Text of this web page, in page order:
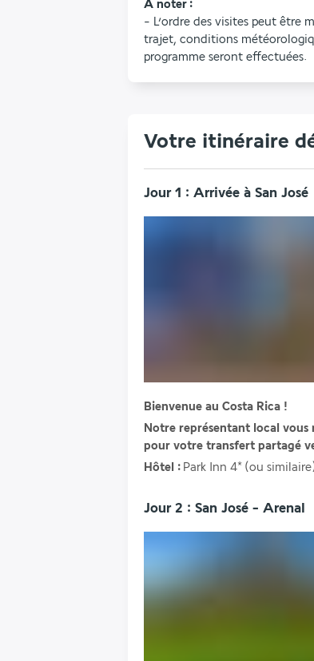
A noter :
- L’ordre des visites peut être
trajet, conditions
programme seront effectuées.
Votre itinéraire
Jour 1 : Arrivée à San José
Bienvenue au Costa Rica !
Notre représentant local vous
pour votre transfert partagé
Hôtel : Park Inn 4* (ou
Jour 2 : San José - Arenal